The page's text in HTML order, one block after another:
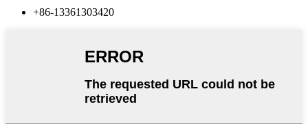
+86-13361303420